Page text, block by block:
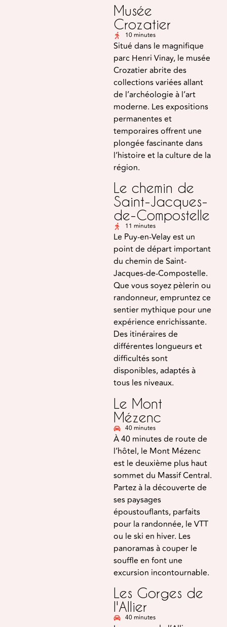
Musée
Crozatier
10 minutes
Situé dans le magnifique
parc Henri Vinay, le musée
Crozatier abrite des
collections variées allant
de l’archéologie à l’art
moderne. Les expositions
permanentes et
temporaires offrent une
plongée fascinante dans
l’histoire et la culture de la
région.
Le chemin de
Saint-Jacques-
de-Compostelle
11 minutes
Le Puy-en-Velay est un
point de départ important
du chemin de Saint-
Jacques-de-Compostelle.
Que vous soyez pèlerin ou
randonneur, empruntez ce
sentier mythique pour une
expérience enrichissante.
Des itinéraires de
différentes longueurs et
difficultés sont
disponibles, adaptés à
tous les niveaux.
Le Mont
Mézenc
40 minutes
À 40 minutes de route de
l’hôtel, le Mont Mézenc
est le deuxième plus haut
sommet du Massif Central.
Partez à la découverte de
ses paysages
époustouflants, parfaits
pour la randonnée, le VTT
ou le ski en hiver. Les
panoramas à couper le
souffle en font une
excursion incontournable.
Les Gorges de
l'Allier
40 minutes